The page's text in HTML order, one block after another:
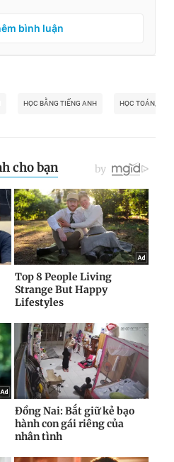
bình luận
HỌC BẰNG TIẾNG ANH HỌC TOÁN,